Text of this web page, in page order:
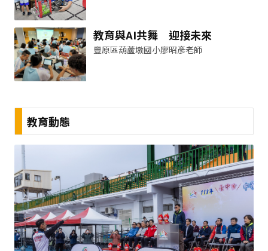
教育與AI共舞 迎接未來
豐原區葫蘆墩國小廖昭彥老師
教育動態